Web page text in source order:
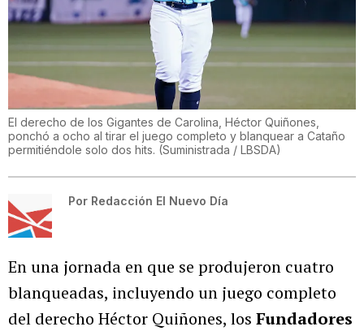
El derecho de los Gigantes de Carolina, Héctor Quiñones,
ponchó a ocho al tirar el juego completo y blanquear a Cataño
permitiéndole solo dos hits. (Suministrada / LBSDA)
Por Redacción El Nuevo Día
En una jornada en que se produjeron cuatro
blanqueadas, incluyendo un juego completo
del derecho Héctor Quiñones, los Fundadores